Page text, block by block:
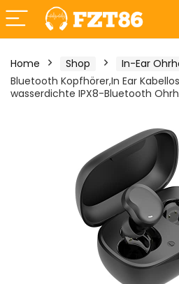
Home Shop In-Ear
Bluetooth Kopfhörer,In Ear
wasserdichte IPX8-Bluetooth